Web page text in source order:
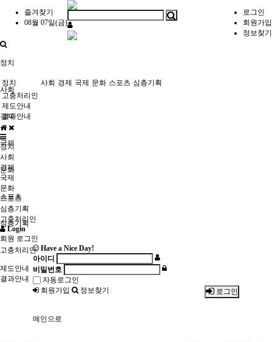
즐겨찾기
08월 07일(금)
로그인
회원가입
정보찾기
정치
사회
경제
국제
문화
스포츠
심층기획
고충처리인
제도안내
결과안내
정치 사회 경제 국제 문화 스포츠 심층기획
고충처리인
제도안내
결과안내
정치
사회
경제
국제
문화
스포츠
심층기획
고충처리인
Login
회원 로그인
Have a Nice Day!
아이디
비밀번호
자동로그인
로그인
회원가입 정보찾기
메인으로